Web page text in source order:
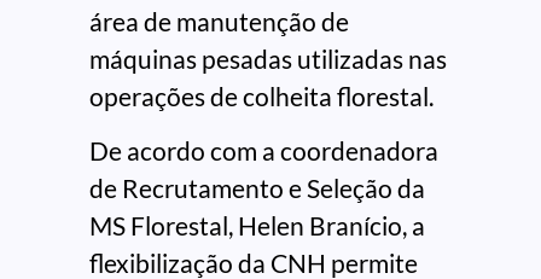
área de manutenção de
máquinas pesadas utilizadas nas
operações de colheita florestal.
De acordo com a coordenadora
de Recrutamento e Seleção da
MS Florestal, Helen Branício, a
flexibilização da CNH permite